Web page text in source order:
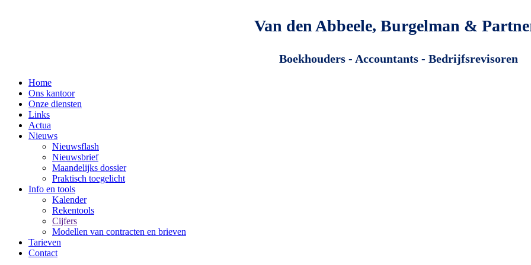
Van den Abbeele, Burgelman &
Boekhouders - Accountants - Bedrijfsrevisoren
Home
Ons kantoor
Onze diensten
Links
Actua
Nieuws
Nieuwsflash
Nieuwsbrief
Maandelijks dossier
Praktisch toegelicht
Info en tools
Kalender
Rekentools
Cijfers
Modellen van contracten en brieven
Tarieven
Contact